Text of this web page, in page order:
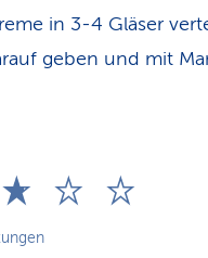
in 3-4 Gläser
geben und mit